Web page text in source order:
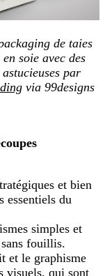
de taies
soie avec des
astucieuses par
via 99designs
et bien
essentiels du
simples et
fouillis.
et le graphisme
visuels, qui sont